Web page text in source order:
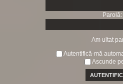
Parolă:
Am uitat
Autentifică-mă
Ascunde